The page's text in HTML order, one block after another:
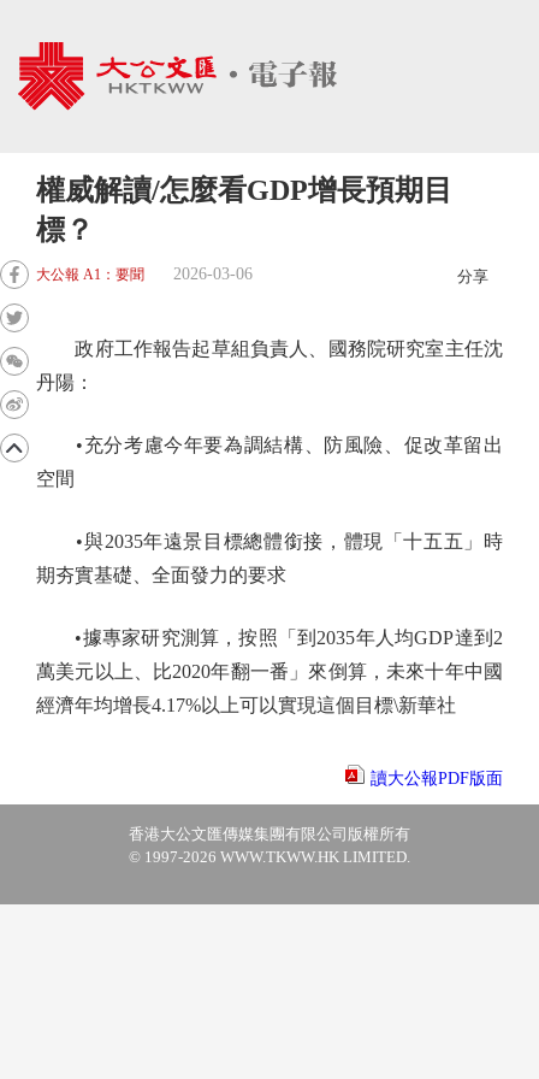
權威解讀/怎麼看GDP增長預期目
標？
大公報 A1：要聞 2026-03-06 分享
政府工作報告起草組負責人、國務院研究室主任沈
丹陽：
•充分考慮今年要為調結構、防風險、促改革留出
空間
•與2035年遠景目標總體銜接，體現「十五五」時
期夯實基礎、全面發力的要求
•據專家研究測算，按照「到2035年人均GDP達到2
萬美元以上、比2020年翻一番」來倒算，未來十年中國
經濟年均增長4.17%以上可以實現這個目標\新華社
讀大公報PDF版面
香港大公文匯傳媒集團有限公司版權所有
© 1997-2026 WWW.TKWW.HK LIMITED.